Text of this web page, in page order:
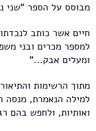
מבוסס על הספר "שני
חיים אשר כותב
למספר מכרים ובני
ומעלים אבק..."
מתוך הרשימות
למילה הנאמרת, מנסה
ואותיות, ולחפש בהם